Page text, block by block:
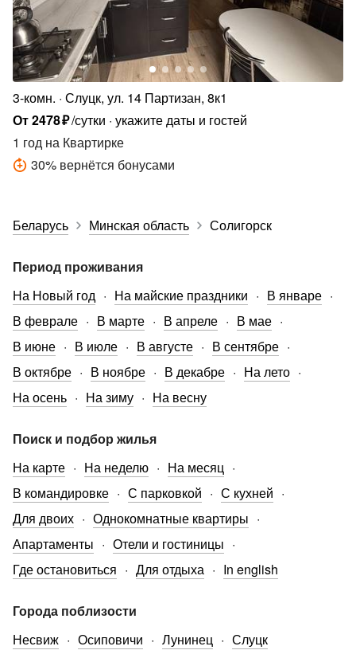
3-комн. Слуцк, ул. 14 Партизан, 8к1
От2478₽/сутки укажите даты и гостей
1 год на Квартирке
30% вернётся бонусами
Беларусь Минская область Солигорск
Период проживания
На Новый год
На майские праздники
В январе
В феврале
В марте В апреле
В мае
В июне
В июле В августе
В сентябре
В октябре
В ноябре В декабре
На лето
На осень
На зиму На весну
Поиск и подбор жилья
На карте
На неделю
На месяц
В командировке
С парковкой
С кухней
Для двоих
Однокомнатные квартиры
Апартаменты
Отели и гостиницы
Где остановиться
Для отдыха In english
Города поблизости
Несвиж
Осиповичи Лунинец Слуцк